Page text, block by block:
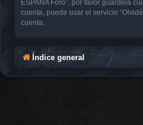
ESPAÑA Foro”, por favor guárdela
cuenta, puede usar el servicio
cuenta.
Índice general